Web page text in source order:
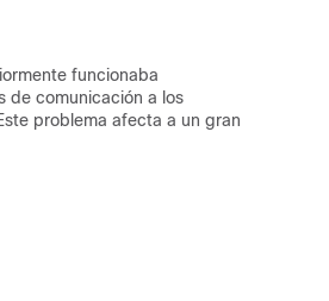
funcionaba
de comunicación a los
problema afecta a un gran